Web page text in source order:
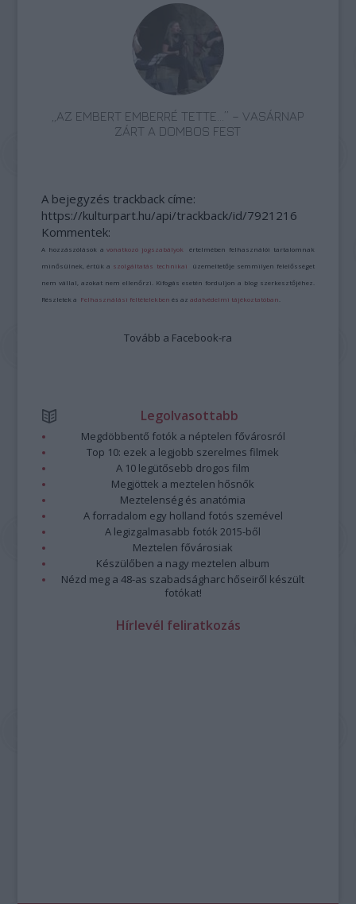
„AZ EMBERT EMBERRÉ TETTE…” – VASÁRNAP
ZÁRT A DOMBOS FEST
A bejegyzés trackback címe:
https://kulturpart.hu/api/trackback/id/7921216
Kommentek:
A hozzászólások avonatkozó jogszabályok értelmében felhasználói tartalomnak
minősülnek, értük a szolgáltatás technikai üzemeltetője semmilyen felelősséget
nem vállal, azokat nem ellenőrzi. Kifogás esetén forduljon a blog szerkesztőjéhez.
Részletek a Felhasználási feltételekben és azadatvédelmi tájékoztatóban
Tovább a Facebook-ra
Legolvasottabb
Megdöbbentő fotók a néptelen fővárosról
Top 10: ezek a legjobb szerelmes filmek
A 10 legütősebb drogos film
Megjöttek a meztelen hősnők
Meztelenség és anatómia
A forradalom egy holland fotós szemével
A legizgalmasabb fotók 2015-ből
Meztelen fővárosiak
Készülőben a nagy meztelen album
Nézd meg a 48-as szabadságharc hőseiről készült
fotókat!
Hírlevél feliratkozás